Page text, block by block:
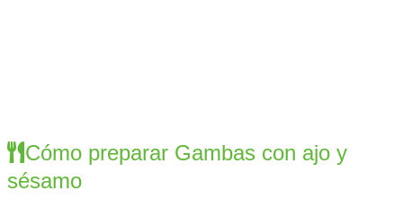
Cómo preparar Gambas con ajo y
sésamo